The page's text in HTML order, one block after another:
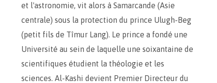
et l'astronomie, vit alors à Samarcande (Asie
centrale) sous la protection du prince Ulugh-Beg
(petit fils de Tîmur Lang). Le prince a fondé une
Université au sein de laquelle une soixantaine de
scientifiques étudient la théologie et les
sciences. Al-Kashi devient Premier Directeur du